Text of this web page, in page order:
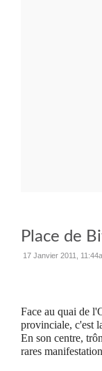
Place de
17 Janvier 2011,
Face au quai de
provinciale, c'est
En son centre,
rares